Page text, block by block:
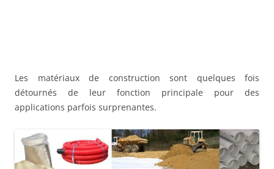
Les matériaux de construction sont quelques fois
détournés de leur fonction principale pour des
applications parfois surprenantes.